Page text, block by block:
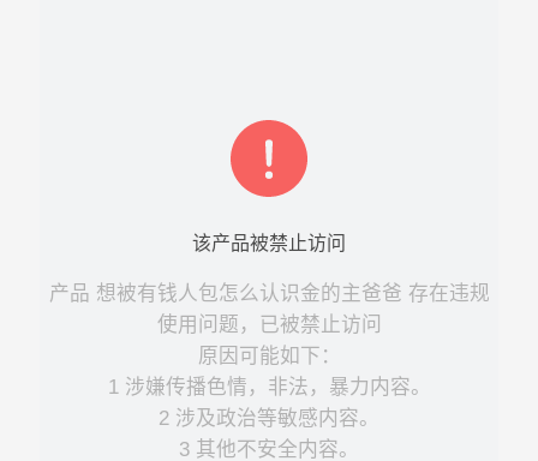
该产品被禁止访问
产品 想被有钱人包怎么认识金的主爸爸 存在违规
使用问题，已被禁止访问
原因可能如下：
1 涉嫌传播色情，非法，暴力内容。
2 涉及政治等敏感内容。
3 其他不安全内容。